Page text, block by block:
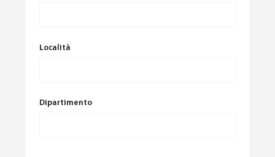
Località
Dipartimento